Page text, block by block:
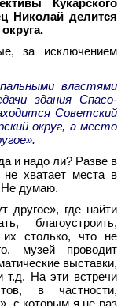
Кукарского
Николай делится
за исключением
властями
здания Спасо-
Советский
округ, а место
и надо ли? Разве в
хватает места в
Не думаю.
другое», где найти
благоустроить,
столько, что не
музей проводит
выставки,
т.д. На эти встречи
в частности,
с которым я не раз